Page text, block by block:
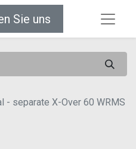
Sie uns
- separate X-Over 60 WRMS